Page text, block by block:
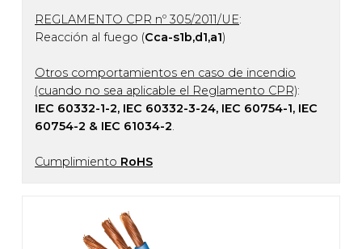
REGLAMENTO CPR nº 305/2011/UE:
Reacción al fuego (Cca-s1b,d1,a1)
Otros comportamientos en caso de incendio
(cuando no sea aplicable el Reglamento CPR):
IEC 60332-1-2, IEC 60332-3-24, IEC 60754-1, IEC
60754-2 & IEC 61034-2.
Cumplimiento RoHS